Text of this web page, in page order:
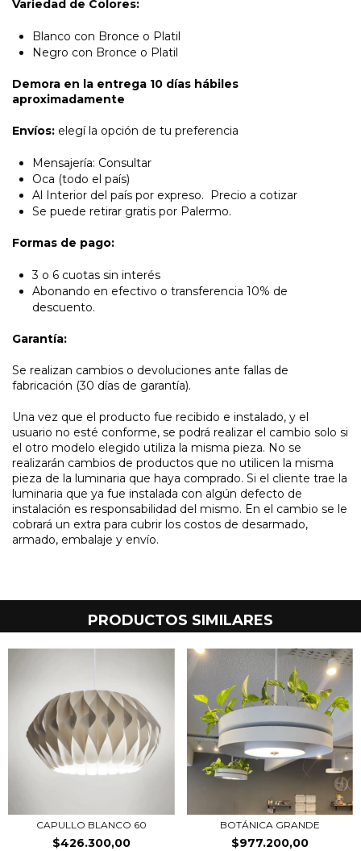
Variedad de Colores:
Blanco con Bronce o Platil
Negro con Bronce o Platil
Demora en la entrega 10 días hábiles
aproximadamente
Envíos: elegí la opción de tu preferencia
Mensajería: Consultar
Oca (todo el país)
Al Interior del país por expreso. Precio a cotizar
Se puede retirar gratis por Palermo.
Formas de pago:
3 o 6 cuotas sin interés
Abonando en efectivo o transferencia 10% de
descuento.
Garantía:
Se realizan cambios o devoluciones ante fallas de
fabricación (30 días de garantía).
Una vez que el producto fue recibido e instalado, y el
usuario no esté conforme, se podrá realizar el cambio solo si
el otro modelo elegido utiliza la misma pieza. No se
realizarán cambios de productos que no utilicen la misma
pieza de la luminaria que haya comprado. Si el cliente trae la
luminaria que ya fue instalada con algún defecto de
instalación es responsabilidad del mismo. En el cambio se le
cobrará un extra para cubrir los costos de desarmado,
armado, embalaje y envío.
PRODUCTOS SIMILARES
CAPULLO BLANCO 60
$426.300,00
BOTÁNICA GRANDE
$977.200,00